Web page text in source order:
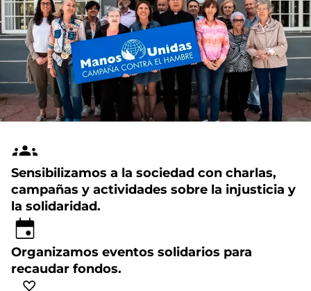
Sensibilizamos a la sociedad con charlas,
campañas y actividades sobre la injusticia y
la solidaridad.
Organizamos eventos solidarios para
recaudar fondos.